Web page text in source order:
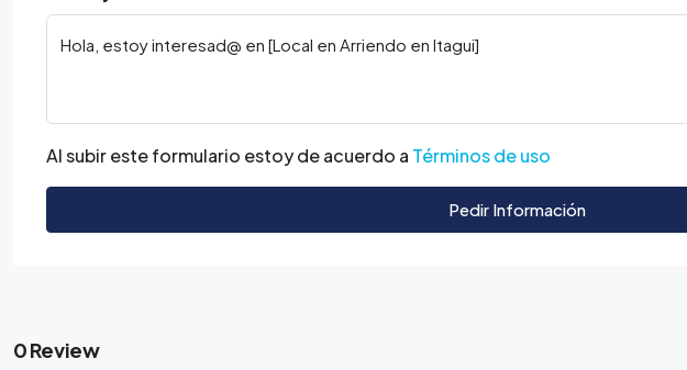
Al subir este formulario estoy de acuerdo a Términos de uso
Pedir Información
0 Review